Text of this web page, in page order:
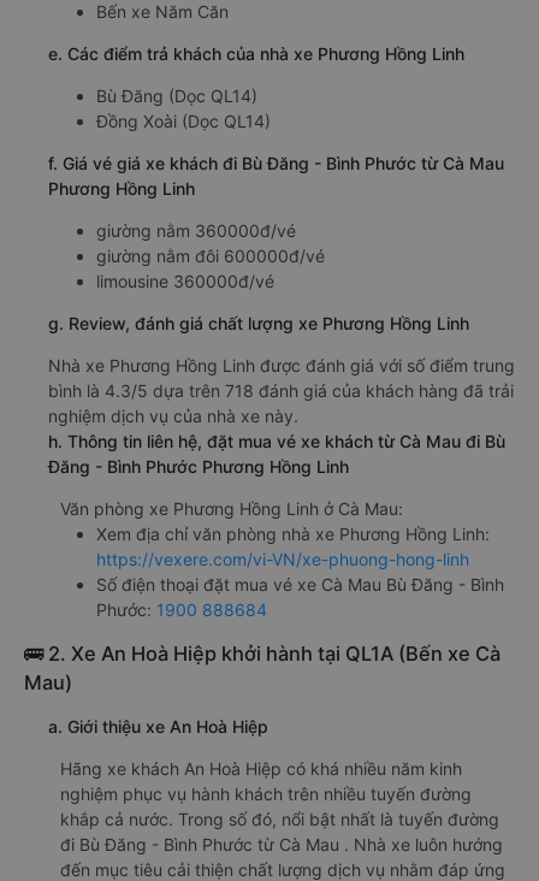
Bến xe Năm Căn
e. Các điểm trả khách của nhà xe Phương Hồng Linh
Bù Đăng (Dọc QL14)
Đồng Xoài (Dọc QL14)
f. Giá vé giá xe khách đi Bù Đăng - Bình Phước từ Cà Mau
Phương Hồng Linh
giường nằm 360000đ/vé
giường nằm đôi 600000đ/vé
limousine 360000đ/vé
g. Review, đánh giá chất lượng xe Phương Hồng Linh
Nhà xe Phương Hồng Linh được đánh giá với số điểm trung
bình là 4.3/5 dựa trên 718 đánh giá của khách hàng đã trải
nghiệm dịch vụ của nhà xe này.
h. Thông tin liên hệ, đặt mua vé xe khách từ Cà Mau đi Bù
Đăng - Bình Phước Phương Hồng Linh
Văn phòng xe Phương Hồng Linh ở Cà Mau:
Xem địa chỉ văn phòng nhà xe Phương Hồng Linh:
https://vexere.com/vi-VN/xe-phuong-hong-linh
Số điện thoại đặt mua vé xe Cà Mau Bù Đăng - Bình
Phước: 1900 888684
🚌 2. Xe An Hoà Hiệp khởi hành tại QL1A (Bến xe Cà
Mau)
a. Giới thiệu xe An Hoà Hiệp
Hãng xe khách An Hoà Hiệp có khá nhiều năm kinh
nghiệm phục vụ hành khách trên nhiều tuyến đường
khắp cả nước. Trong số đó, nổi bật nhất là tuyến đường
đi Bù Đăng - Bình Phước từ Cà Mau . Nhà xe luôn hướng
đến mục tiêu cải thiện chất lượng dịch vụ nhằm đáp ứng